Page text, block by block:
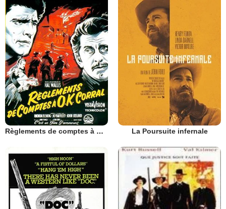
Règlements de comptes à O.K. Corral La Poursuite infernale